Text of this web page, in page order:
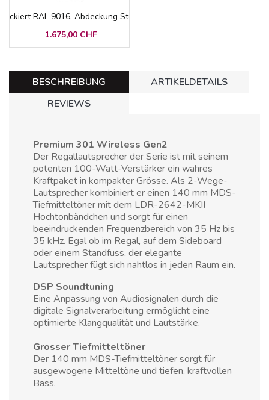
RAL 9016, Abdeckung Stoff Weiss
1.675,00 CHF
BESCHREIBUNG
ARTIKELDETAILS
REVIEWS
Premium 301 Wireless Gen2
Der Regallautsprecher der Serie ist mit seinem
potenten 100-Watt-Verstärker ein wahres
Kraftpaket in kompakter Grösse. Als 2-Wege-
Lautsprecher kombiniert er einen 140 mm MDS-
Tiefmitteltöner mit dem LDR-2642-MKII
Hochtonbändchen und sorgt für einen
beeindruckenden Frequenzbereich von 35 Hz bis
35 kHz. Egal ob im Regal, auf dem Sideboard
oder einem Standfuss, der elegante
Lautsprecher fügt sich nahtlos in jeden Raum ein.
DSP Soundtuning
Eine Anpassung von Audiosignalen durch die
digitale Signalverarbeitung ermöglicht eine
optimierte Klangqualität und Lautstärke.
Grosser Tiefmitteltöner
Der 140 mm MDS-Tiefmitteltöner sorgt für
ausgewogene Mitteltöne und tiefen, kraftvollen
Bass.